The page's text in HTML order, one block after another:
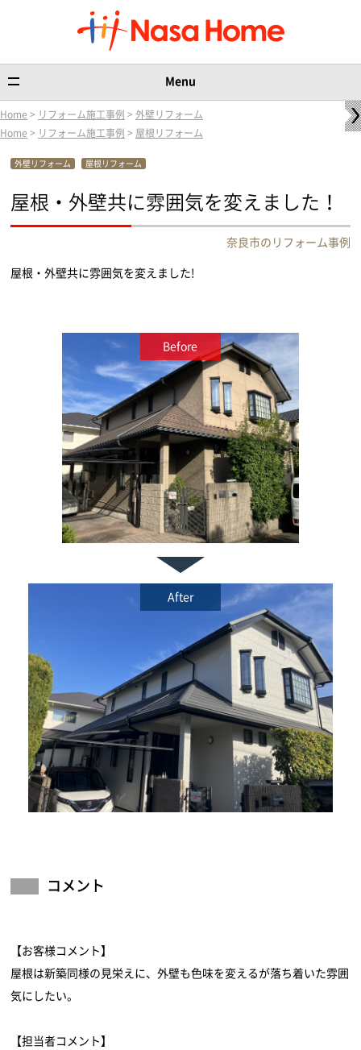
Menu
Home > リフォーム施工事例 > 外壁リフォーム
Home > リフォーム施工事例 > 屋根リフォーム
外壁リフォーム 屋根リフォーム
屋根・外壁共に雰囲気を変えました！
奈良市のリフォーム事例
屋根・外壁共に雰囲気を変えました!
コメント
【お客様コメント】
屋根は新築同様の見栄えに、外壁も色味を変えるが落ち着いた雰囲
気にしたい。
【担当者コメント】